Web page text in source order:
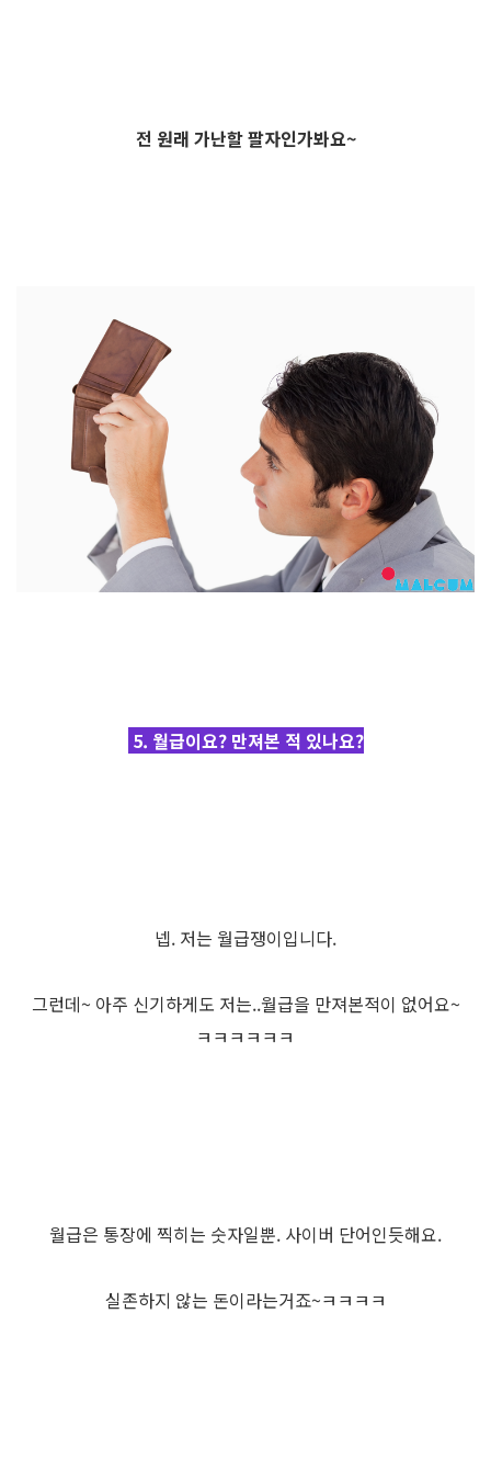
전 원래 가난할 팔자인가봐요~
5. 월급이요? 만져본 적 있나요?
넵. 저는 월급쟁이입니다.
그런데~ 아주 신기하게도 저는..월급을 만져본적이 없어요~
ㅋㅋㅋㅋㅋㅋ
월급은 통장에 찍히는 숫자일뿐. 사이버 단어인듯해요.
실존하지 않는 돈이라는거죠~ㅋㅋㅋㅋ